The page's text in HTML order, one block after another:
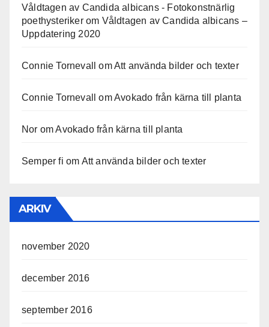
Våldtagen av Candida albicans - Fotokonstnärlig
poethysterikerom Våldtagen av Candida albicans –
Uppdatering 2020
Connie Tornevall omAtt använda bilder och texter
Connie Tornevall omAvokado från kärna till planta
Nor omAvokado från kärna till planta
Semper fi om Att använda bilder och texter
ARKIV
november 2020
december 2016
september 2016